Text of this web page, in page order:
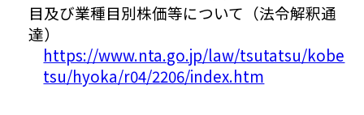
目及び業種目別株価等について（法令解釈通
達）
https://www.nta.go.jp/law/tsutatsu/kobe
tsu/hyoka/r04/2206/index.htm